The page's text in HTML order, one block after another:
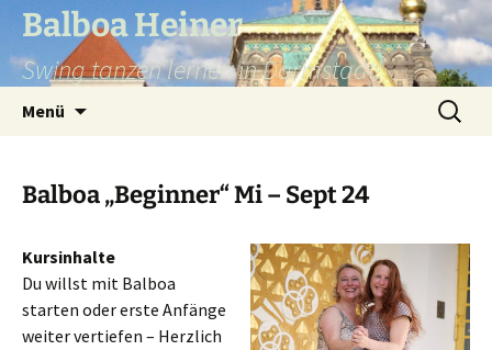
Balboa Heiner
Swing tanzen lernen in Darmstadt!
Menü
Suchen
nach:
Balboa „Beginner“ Mi – Sept 24
Kursinhalte
Du willst mit Balboa
starten oder erste Anfänge
weiter vertiefen – Herzlich